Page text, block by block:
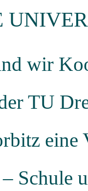
wir
TU
eine
Schule